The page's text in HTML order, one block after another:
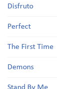
Disfruto
Perfect
The First Time
Demons